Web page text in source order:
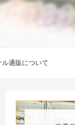
ル通販について